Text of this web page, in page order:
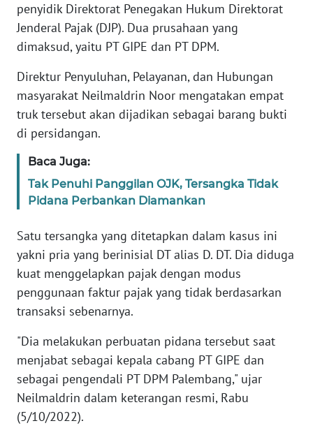
penyidik Direktorat Penegakan Hukum Direktorat
Jenderal Pajak (DJP). Dua prusahaan yang
dimaksud, yaitu PT GIPE dan PT DPM.
Direktur Penyuluhan, Pelayanan, dan Hubungan
masyarakat Neilmaldrin Noor mengatakan empat
truk tersebut akan dijadikan sebagai barang bukti
di persidangan.
Baca Juga:
Tak Penuhi Panggilan OJK, Tersangka Tidak
Pidana Perbankan Diamankan
Satu tersangka yang ditetapkan dalam kasus ini
yakni pria yang berinisial DT alias D. DT. Dia diduga
kuat menggelapkan pajak dengan modus
penggunaan faktur pajak yang tidak berdasarkan
transaksi sebenarnya.
"Dia melakukan perbuatan pidana tersebut saat
menjabat sebagai kepala cabang PT GIPE dan
sebagai pengendali PT DPM Palembang," ujar
Neilmaldrin dalam keterangan resmi, Rabu
(5/10/2022).
Informasi
BERITA
KONTAK
INFO
PEDOMAN
MEDIA
SIBER
KARIR
DISCLAIMER